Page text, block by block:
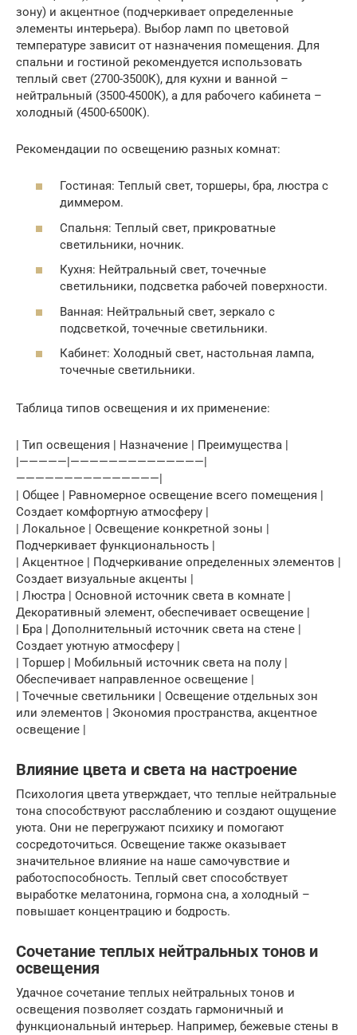
зону) и акцентное (подчеркивает определенные
элементы интерьера). Выбор ламп по цветовой
температуре зависит от назначения помещения. Для
спальни и гостиной рекомендуется использовать
теплый свет (2700-3500К), для кухни и ванной –
нейтральный (3500-4500К), а для рабочего кабинета –
холодный (4500-6500К).
Рекомендации по освещению разных комнат:
Гостиная: Теплый свет, торшеры, бра, люстра с
диммером.
Спальня: Теплый свет, прикроватные
светильники, ночник.
Кухня: Нейтральный свет, точечные
светильники, подсветка рабочей поверхности.
Ванная: Нейтральный свет, зеркало с
подсветкой, точечные светильники.
Кабинет: Холодный свет, настольная лампа,
точечные светильники.
Таблица типов освещения и их применение:
| Тип освещения | Назначение | Преимущества |
|—————|——————————————|
———————————————|
| Общее | Равномерное освещение всего помещения |
Создает комфортную атмосферу |
| Локальное | Освещение конкретной зоны |
Подчеркивает функциональность |
| Акцентное | Подчеркивание определенных элементов |
Создает визуальные акценты |
| Люстра | Основной источник света в комнате |
Декоративный элемент, обеспечивает освещение |
| Бра | Дополнительный источник света на стене |
Создает уютную атмосферу |
| Торшер | Мобильный источник света на полу |
Обеспечивает направленное освещение |
| Точечные светильники | Освещение отдельных зон
или элементов | Экономия пространства, акцентное
освещение |
Влияние цвета и света на настроение
Психология цвета утверждает, что теплые нейтральные
тона способствуют расслаблению и создают ощущение
уюта. Они не перегружают психику и помогают
сосредоточиться. Освещение также оказывает
значительное влияние на наше самочувствие и
работоспособность. Теплый свет способствует
выработке мелатонина, гормона сна, а холодный –
повышает концентрацию и бодрость.
Сочетание теплых нейтральных тонов и
освещения
Удачное сочетание теплых нейтральных тонов и
освещения позволяет создать гармоничный и
функциональный интерьер. Например, бежевые стены в